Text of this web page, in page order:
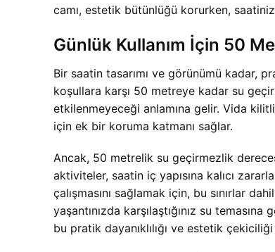
camı, estetik bütünlüğü korurken,
Günlük Kullanım İçin 50
Bir saatin tasarımı ve görünümü kadar,
koşullara karşı 50 metreye kadar su
etkilenmeyeceği anlamına gelir. Vida
için ek bir koruma katmanı sağlar.
Ancak, 50 metrelik su geçirmezlik
aktiviteler, saatin iç yapısına kalıcı
çalışmasını sağlamak için, bu sınırlar
yaşantınızda karşılaştığınız su
bu pratik dayanıklılığı ve estetik